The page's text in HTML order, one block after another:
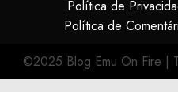
Política de
Política de
©2025 Blog Emu On Fire |